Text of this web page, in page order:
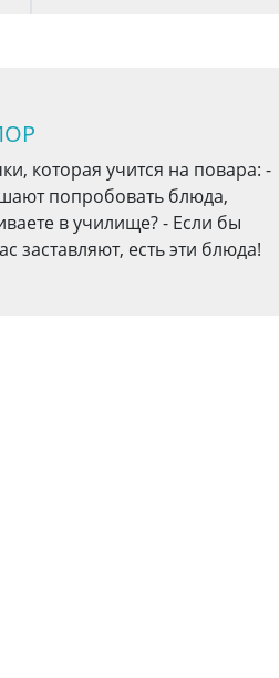
которая учится на повара: -
попробовать блюда,
в училище? - Если бы
заставляют, есть эти блюда!